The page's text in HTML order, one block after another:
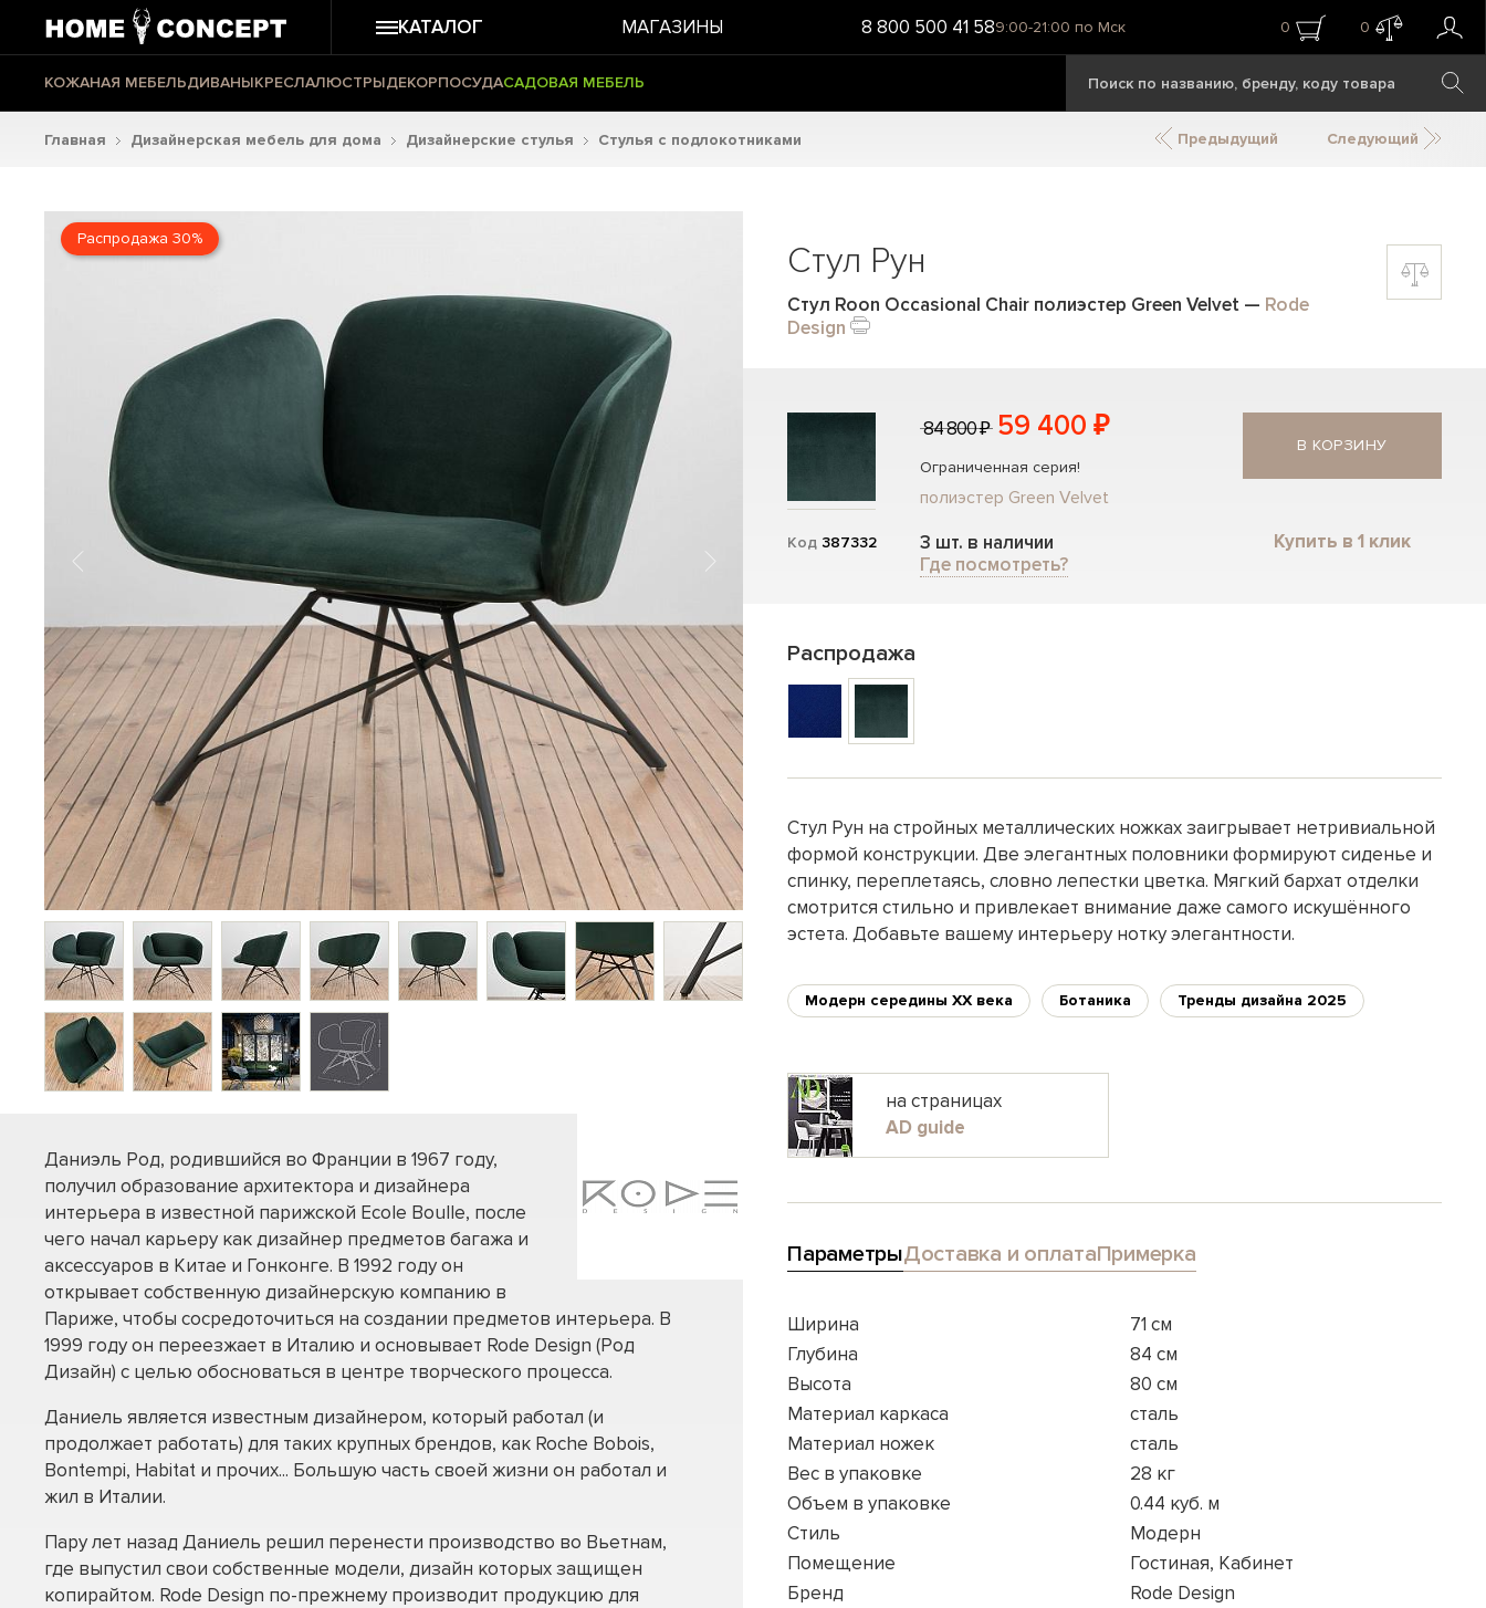
КАТАЛОГ МАГАЗИНЫ 8 800 500 41 589:00-21:00 по Мск 0 0
КОЖАНАЯ МЕБЕЛЬДИВАНЫКРЕСЛАЛЮСТРЫДЕКОРПОСУДАСАДОВАЯ МЕБЕЛЬ
Главная Дизайнерская мебель для дома Дизайнерские стулья Стулья с подлокотниками Предыдущий Следующий
Распродажа 30%
Даниэль Род, родившийся во Франции в 1967 году,
получил образование архитектора и дизайнера
интерьера в известной парижской Ecole Boulle, после
чего начал карьеру как дизайнер предметов багажа и
аксессуаров в Китае и Гонконге. В 1992 году он
открывает собственную дизайнерскую компанию в
Париже, чтобы сосредоточиться на создании предметов интерьера. В
1999 году он переезжает в Италию и основывает Rode Design (Род
Дизайн) с целью обосноваться в центре творческого процесса.
Даниель является известным дизайнером, который работал (и
продолжает работать) для таких крупных брендов, как Roche Bobois,
Bontempi, Habitat и прочих... Большую часть своей жизни он работал и
жил в Италии.
Пару лет назад Даниель решил перенести производство во Вьетнам,
где выпустил свои собственные модели, дизайн которых защищен
копирайтом. Rode Design по-прежнему производит продукцию для
Стул Рун
Стул Roon Occasional Chair полиэстер Green Velvet — Rode
Design
Код 387332
84 800 ₽ 59 400 ₽
Ограниченная серия!
полиэстер Green Velvet
3 шт. в наличии
Где посмотреть?
В КОРЗИНУ
Купить в 1 клик
Распродажа
Стул Рун на стройных металлических ножках заигрывает нетривиальной
формой конструкции. Две элегантных половники формируют сиденье и
спинку, переплетаясь, словно лепестки цветка. Мягкий бархат отделки
смотрится стильно и привлекает внимание даже самого искушённого
эстета. Добавьте вашему интерьеру нотку элегантности.
Модерн середины XX века Ботаника Тренды дизайна 2025
на страницах
AD guide
ПараметрыДоставка и оплатаПримерка
Ширина
71 см
Глубина
84 см
Высота
80 см
Материал каркаса
сталь
Материал ножек
сталь
Вес в упаковке
28 кг
Объем в упаковке
0.44 куб. м
Стиль
Модерн
Помещение
Гостиная, Кабинет
Бренд
Rode Design